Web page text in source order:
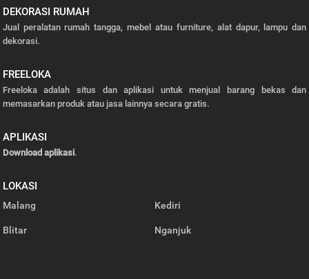
DEKORASI RUMAH
Jual peralatan rumah tangga, mebel atau furniture, alat dapur, lampu dan
dekorasi.
FREELOKA
Freeloka adalah situs dan aplikasi untuk menjual barang bekas dan
memasarkan produk atau jasa lainnya secara gratis.
APLIKASI
Download aplikasi.
LOKASI
Malang Kediri
Blitar Nganjuk